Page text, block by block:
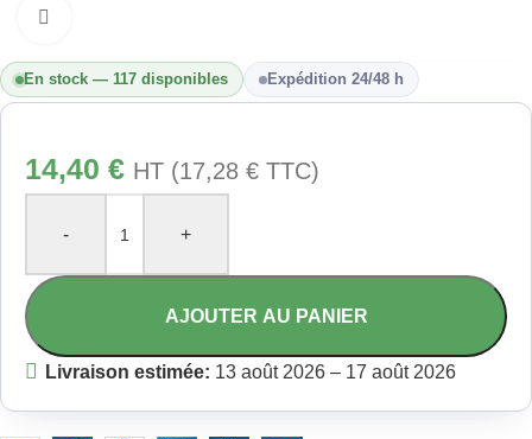
En stock — 117 disponibles Expédition 24/48 h
14,40 € HT (17,28 € TTC)
- +
AJOUTER AU PANIER
Livraison estimée: 13 août 2026 – 17 août 2026